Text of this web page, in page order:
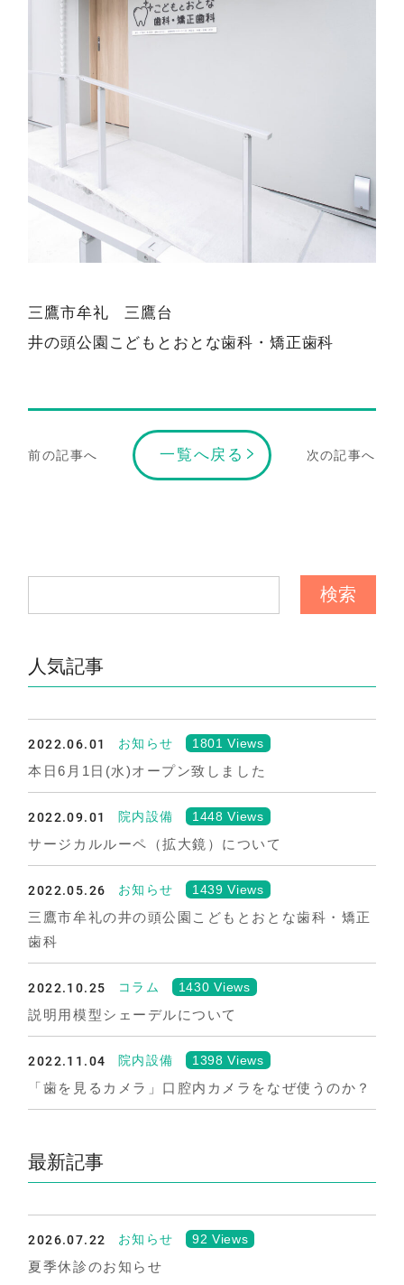
三鷹市牟礼 三鷹台
井の頭公園こどもとおとな歯科・矯正歯科
前の記事へ 一覧へ戻る 次の記事へ
人気記事
2022.06.01 お知らせ 1801 Views
本日6月1日(水)オープン致しました
2022.09.01 院内設備 1448 Views
サージカルルーペ（拡大鏡）について
2022.05.26 お知らせ 1439 Views
三鷹市牟礼の井の頭公園こどもとおとな歯科・矯正
歯科
2022.10.25 コラム 1430 Views
説明用模型シェーデルについて
2022.11.04 院内設備 1398 Views
「歯を見るカメラ」口腔内カメラをなぜ使うのか？
最新記事
2026.07.22 お知らせ 92 Views
夏季休診のお知らせ